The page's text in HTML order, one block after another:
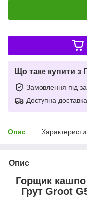
Що таке купити з
Замовлення під
Доступна доставка
Опис
Опис
Горщик кашпо
Грут Groot